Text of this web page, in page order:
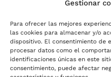
Gestionar
Para ofrecer las mejores
las cookies para almacenar y/o
dispositivo. El consentimiento de
procesar datos como el
identificaciones únicas en este
consentimiento, puede afectar
© 2026 Axarfusión.
Política de Privacidad